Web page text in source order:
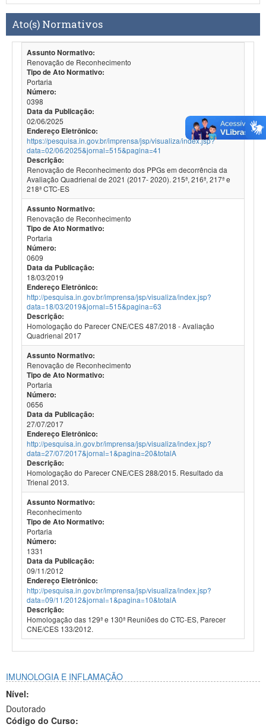
Ato(s) Normativos
Assunto Normativo:
Renovação de Reconhecimento
Tipo de Ato Normativo:
Portaria
Número:
0398
Data da Publicação:
02/06/2025
Endereço Eletrônico:
https://pesquisa.in.gov.br/imprensa/jsp/visualiza/index.jsp?
data=02/06/2025&jornal=515&pagina=41
Descrição:
Renovação de Reconhecimento dos PPGs em decorrência da
Avaliação Quadrienal de 2021 (2017- 2020). 215ª, 216ª, 217ª e
218ª CTC-ES
Assunto Normativo:
Renovação de Reconhecimento
Tipo de Ato Normativo:
Portaria
Número:
0609
Data da Publicação:
18/03/2019
Endereço Eletrônico:
http://pesquisa.in.gov.br/imprensa/jsp/visualiza/index.jsp?
data=18/03/2019&jornal=515&pagina=63
Descrição:
Homologação do Parecer CNE/CES 487/2018 - Avaliação
Quadrienal 2017
Assunto Normativo:
Renovação de Reconhecimento
Tipo de Ato Normativo:
Portaria
Número:
0656
Data da Publicação:
27/07/2017
Endereço Eletrônico:
http://pesquisa.in.gov.br/imprensa/jsp/visualiza/index.jsp?
data=27/07/2017&jornal=1&pagina=20&totalA
Descrição:
Homologação do Parecer CNE/CES 288/2015. Resultado da
Trienal 2013.
Assunto Normativo:
Reconhecimento
Tipo de Ato Normativo:
Portaria
Número:
1331
Data da Publicação:
09/11/2012
Endereço Eletrônico:
http://pesquisa.in.gov.br/imprensa/jsp/visualiza/index.jsp?
data=09/11/2012&jornal=1&pagina=10&totalA
Descrição:
Homologação das 129ª e 130ª Reuniões do CTC-ES, Parecer
CNE/CES 133/2012.
IMUNOLOGIA E INFLAMAÇÃO
Nível:
Doutorado
Código do Curso: